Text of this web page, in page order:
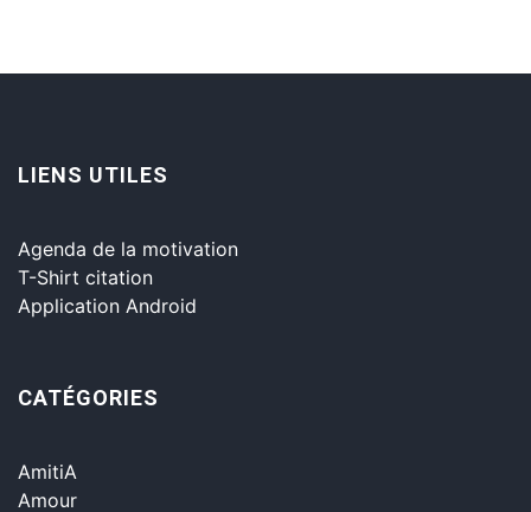
LIENS UTILES
Agenda de la motivation
T-Shirt citation
Application Android
CATÉGORIES
AmitiA
Amour